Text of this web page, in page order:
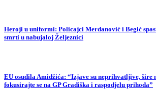
Heroji u uniformi: Policajci Merdanović i Begić
smrti u nabujaloj Željeznici
EU osudila Amidžića: “Izjave su neprihvatljive, šire
fokusirajte se na GP Gradiška i raspodjelu prihoda”